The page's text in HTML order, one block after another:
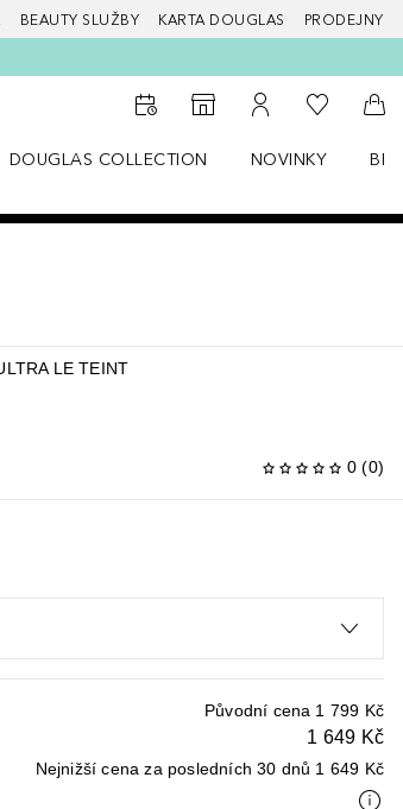
BEAUTY SLUŽBY KARTA DOUGLAS PRODEJNY
K vyhledávači prodejen
K mému účtu
K mému
Do
DOUGLAS COLLECTION
NOVINKY
LE TEINT
0 (0)
Původní cena 1 799 Kč
1 649 Kč
Nejnižší cena za posledních 30 dnů 1 649 Kč